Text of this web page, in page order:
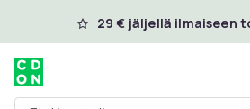
Ohita ja siirry pääsisältöön
29 € jäljellä ilmaiseen